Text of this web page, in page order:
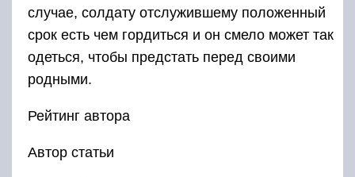
случае, солдату отслужившему положенный
срок есть чем гордиться и он смело может так
одеться, чтобы предстать перед своими
родными.
Рейтинг автора
Автор статьи